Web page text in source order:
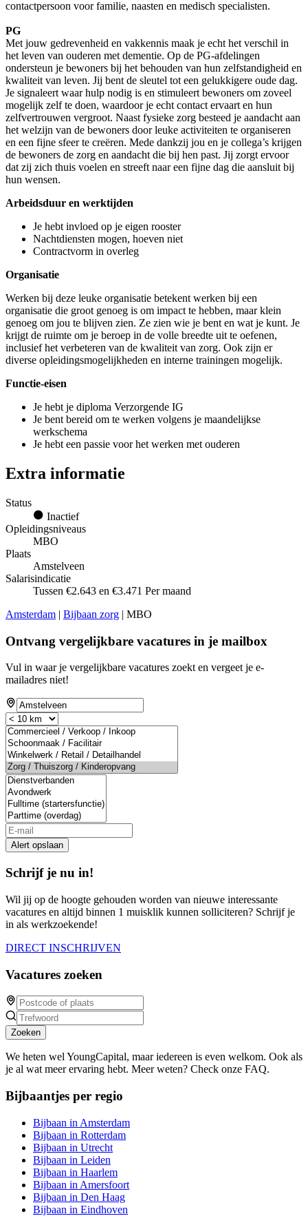
contactpersoon voor familie, naasten en medisch specialisten.
PG
Met jouw gedrevenheid en vakkennis maak je echt het verschil in
het leven van ouderen met dementie. Op de PG-afdelingen
ondersteun je bewoners bij het behouden van hun zelfstandigheid en
kwaliteit van leven. Jij bent de sleutel tot een gelukkigere oude dag.
Je signaleert waar hulp nodig is en stimuleert bewoners om zoveel
mogelijk zelf te doen, waardoor je echt contact ervaart en hun
zelfvertrouwen vergroot. Naast fysieke zorg besteed je aandacht aan
het welzijn van de bewoners door leuke activiteiten te organiseren
en een fijne sfeer te creëren. Mede dankzij jou en je collega’s krijgen
de bewoners de zorg en aandacht die bij hen past. Jij zorgt ervoor
dat zij zich thuis voelen en streeft naar een fijne dag die aansluit bij
hun wensen.
Arbeidsduur en werktijden
Je hebt invloed op je eigen rooster
Nachtdiensten mogen, hoeven niet
Contractvorm in overleg
Organisatie
Werken bij deze leuke organisatie betekent werken bij een
organisatie die groot genoeg is om impact te hebben, maar klein
genoeg om jou te blijven zien. Ze zien wie je bent en wat je kunt. Je
krijgt de ruimte om je beroep in de volle breedte uit te oefenen,
inclusief het verbeteren van de kwaliteit van zorg. Ook zijn er
diverse opleidingsmogelijkheden en interne trainingen mogelijk.
Functie-eisen
Je hebt je diploma Verzorgende IG
Je bent bereid om te werken volgens je maandelijkse
werkschema
Je hebt een passie voor het werken met ouderen
Extra informatie
Status
Inactief
Opleidingsniveaus
MBO
Plaats
Amstelveen
Salarisindicatie
Tussen €2.643 en €3.471 Per maand
Amsterdam | Bijbaan zorg | MBO
Ontvang vergelijkbare vacatures in je mailbox
Vul in waar je vergelijkbare vacatures zoekt en vergeet je e-
mailadres niet!
If
you
are
a
human,
ignore
this
field
Alert opslaan
Schrijf je nu in!
Wil jij op de hoogte gehouden worden van nieuwe interessante
vacatures en altijd binnen 1 muisklik kunnen solliciteren? Schrijf je
in als werkzoekende!
DIRECT INSCHRIJVEN
Vacatures zoeken
Zoeken
We heten wel YoungCapital, maar iedereen is even welkom. Ook als
je al wat meer ervaring hebt. Meer weten? Check onze FAQ.
Bijbaantjes per regio
Bijbaan in Amsterdam
Bijbaan in Rotterdam
Bijbaan in Utrecht
Bijbaan in Leiden
Bijbaan in Haarlem
Bijbaan in Amersfoort
Bijbaan in Den Haag
Bijbaan in Eindhoven